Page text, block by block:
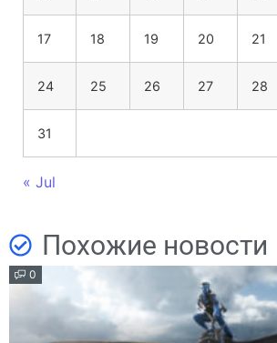
17 18 19 20 21
24 25 26 27 28
31
« Jul
Похожие новости
0